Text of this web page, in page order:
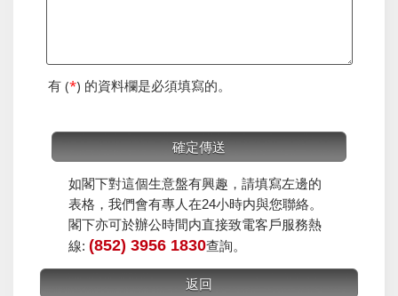
有 (*) 的資料欄是必須填寫的。
如閣下對這個生意盤有興趣，請填寫左邊的
表格，我們會有專人在24小時内與您聯絡。
閣下亦可於辦公時間内直接致電客戶服務熱
線: (852) 3956 1830查詢。